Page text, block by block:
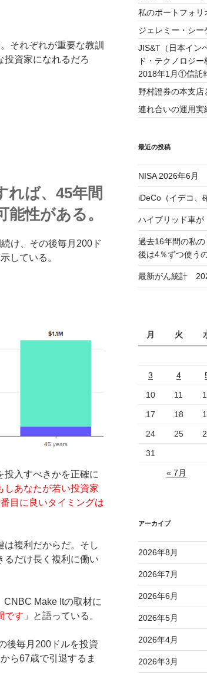
それぞれが重要な教訓
投資家になれるだろ
れば、45年間
性がある。
け、その後毎月200ド
している。
投入すべきかを正確に
しあなたが若い投資家
目に良いタイミングは
は複利だからだ。そし
るだけ長く複利に働い
CNBC Make Itの取材に
です 」と語っている。
後毎月200ドルを投資
ら67歳で引退するま
私のポートフォ
ジェレミー・シー
JIS&T（日本イン
ド・テクノロジ
2018年1月①信託
野村證券の本支
連れ合いの運用実
最近の投稿
NISA 2026年6月
iDeCo（イデコ
ハイブリッド車が
過去16年間の私
後は4％ずつ使う
最新がん統計
月
火
3 4
10 11
17 18
24 25
31
« 7月
アーカイブ
2026年8月
2026年7月
2026年6月
2026年5月
2026年4月
2026年3月